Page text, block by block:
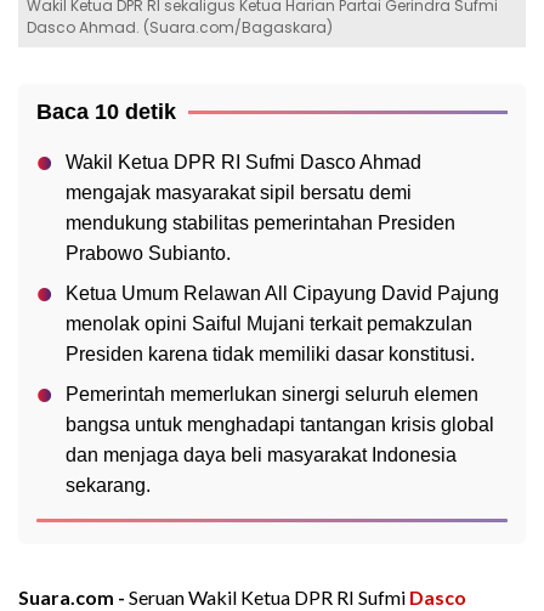
Wakil Ketua DPR RI sekaligus Ketua Harian Partai Gerindra Sufmi
Dasco Ahmad. (Suara.com/Bagaskara)
Baca 10 detik
Wakil Ketua DPR RI Sufmi Dasco Ahmad
mengajak masyarakat sipil bersatu demi
mendukung stabilitas pemerintahan Presiden
Prabowo Subianto.
Ketua Umum Relawan All Cipayung David Pajung
menolak opini Saiful Mujani terkait pemakzulan
Presiden karena tidak memiliki dasar konstitusi.
Pemerintah memerlukan sinergi seluruh elemen
bangsa untuk menghadapi tantangan krisis global
dan menjaga daya beli masyarakat Indonesia
sekarang.
Suara.com - Seruan Wakil Ketua DPR RI Sufmi Dasco